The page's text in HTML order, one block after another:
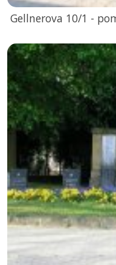
Gellnerova 10/1 -